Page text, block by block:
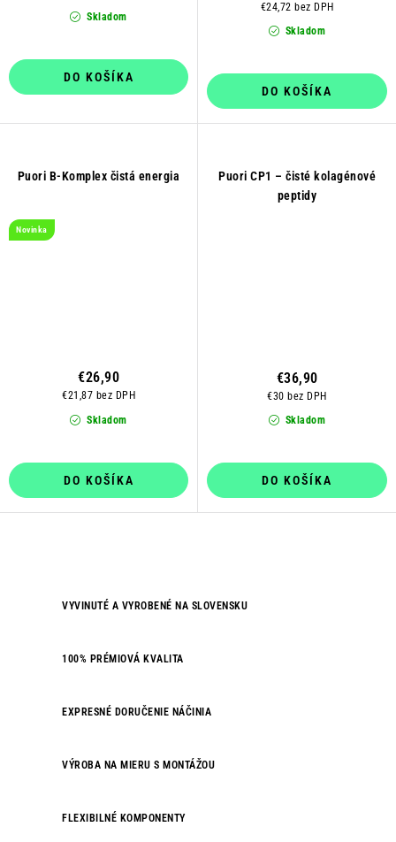
Skladom
DO KOŠÍKA
Skladom
€24,72 bez DPH
DO KOŠÍKA
Puori B-Komplex čistá energia
Novinka
Skladom
€21,87 bez DPH
€26,90
DO KOŠÍKA
Puori CP1 – čisté kolagénové
peptidy
Skladom
€30 bez DPH
€36,90
DO KOŠÍKA
VYVINUTÉ A VYROBENÉ NA SLOVENSKU
100% PRÉMIOVÁ KVALITA
EXPRESNÉ DORUČENIE NÁČINIA
VÝROBA NA MIERU S MONTÁŽOU
FLEXIBILNÉ KOMPONENTY